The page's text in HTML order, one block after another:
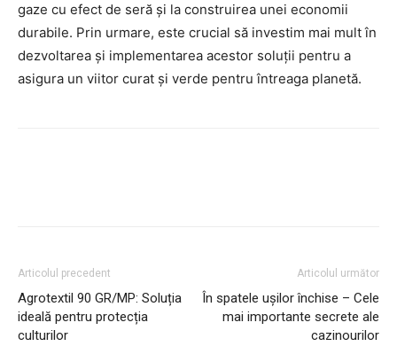
gaze cu efect de seră și la construirea unei economii
durabile. Prin urmare, este crucial să investim mai mult în
dezvoltarea și implementarea acestor soluții pentru a
asigura un viitor curat și verde pentru întreaga planetă.
Articolul precedent
Agrotextil 90 GR/MP: Soluția
ideală pentru protecția
culturilor
Articolul următor
În spatele ușilor închise – Cele
mai importante secrete ale
cazinourilor